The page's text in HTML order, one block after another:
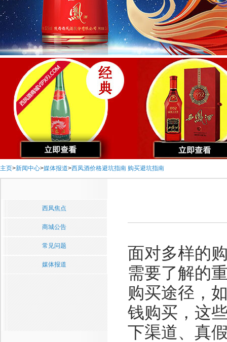
主页>新闻中心>媒体报道>西凤酒价格避坑指南 购买避坑指南
西凤焦点
商城公告
常见问题
媒体报道
面对多样的
需要了解的
购买途径，
钱购买，这
下渠道、真